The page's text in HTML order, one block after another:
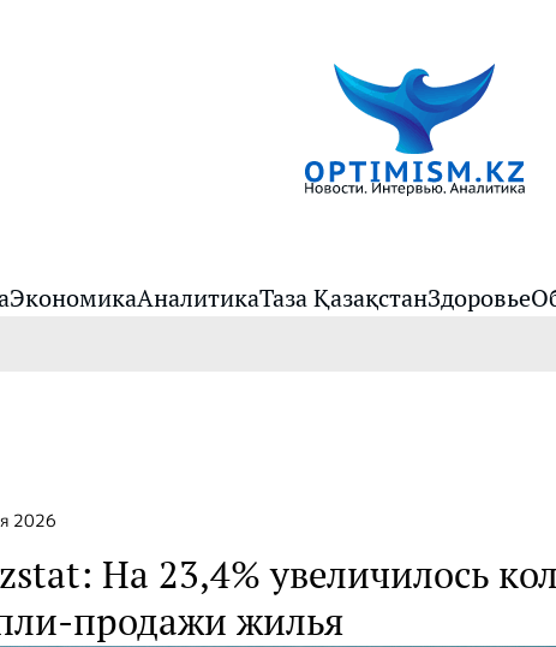
ЭкономикаАналитикаТаза ҚазақстанЗдоровье
2026
На 23,4% увеличилось
продажи жилья